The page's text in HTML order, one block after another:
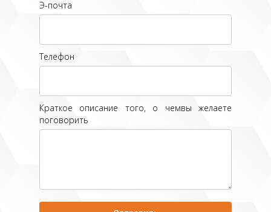
Э-почта
Телефон
Краткое описание того, о чемвы желаете
поговорить